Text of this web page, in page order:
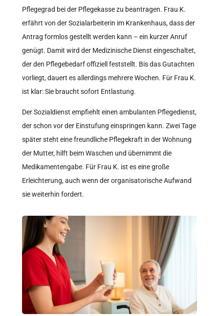
Pflegegrad bei der Pflegekasse zu beantragen. Frau K.
erfährt von der Sozialarbeiterin im Krankenhaus, dass der
Antrag formlos gestellt werden kann – ein kurzer Anruf
genügt. Damit wird der Medizinische Dienst eingeschaltet,
der den Pflegebedarf offiziell feststellt. Bis das Gutachten
vorliegt, dauert es allerdings mehrere Wochen. Für Frau K.
ist klar: Sie braucht sofort Entlastung.
Der Sozialdienst empfiehlt einen ambulanten Pflegedienst,
der schon vor der Einstufung einspringen kann. Zwei Tage
später steht eine freundliche Pflegekraft in der Wohnung
der Mutter, hilft beim Waschen und übernimmt die
Medikamentengabe. Für Frau K. ist es eine große
Erleichterung, auch wenn der organisatorische Aufwand
sie weiterhin fordert.